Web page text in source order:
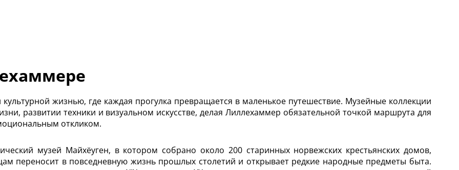
жизнью, где каждая прогулка превращается в маленькое путешествие. Музейные коллекции
развитии техники и визуальном искусстве, делая Лиллехаммер обязательной точкой маршрута для
откликом.
музей Майхёуген, в котором собрано около 200 старинных норвежских крестьянских домов,
переносит в повседневную жизнь прошлых столетий и открывает редкие народные предметы быта.